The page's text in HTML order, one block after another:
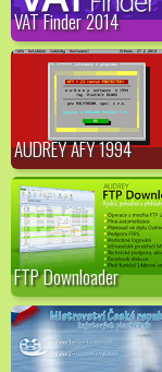
VAT Finder 2014
AUDREY AFY 1994
FTP Downloader